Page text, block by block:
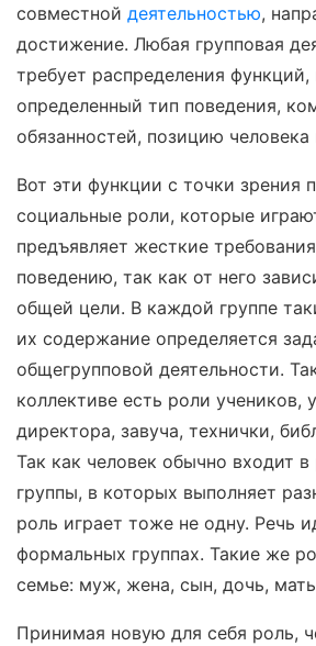
совместной деятельностью,
достижение. Любая групповая
требует распределения
определенный тип поведения,
обязанностей, позицию
Вот эти функции с точки зрения
социальные роли, которые
предъявляет жесткие
поведению, так как от него
общей цели. В каждой группе
их содержание определяется
общегрупповой деятельности.
коллективе есть роли учеников,
директора, завуча, технички,
Так как человек обычно входит в
группы, в которых выполняет
роль играет тоже не одну. Речь
формальных группах. Такие же
семье: муж, жена, сын, дочь,
Принимая новую для себя роль,